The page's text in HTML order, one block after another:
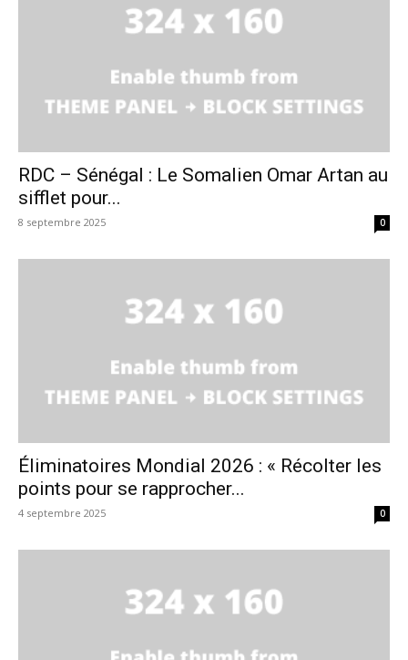
RDC – Sénégal : Le Somalien Omar Artan au
sifflet pour...
8 septembre 2025 0
Éliminatoires Mondial 2026 : « Récolter les
points pour se rapprocher...
4 septembre 2025 0